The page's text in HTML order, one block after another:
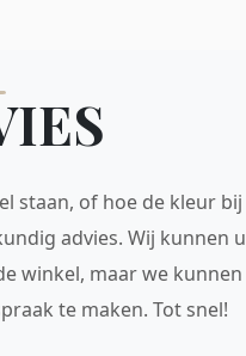
staan, of hoe de kleur bij
advies. Wij kunnen u
winkel, maar we kunnen
te maken. Tot snel!